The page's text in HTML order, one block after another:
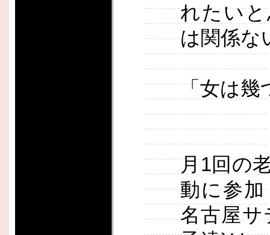
れたい
は関係な
「女は幾
月1回の
動に参
名古屋サ